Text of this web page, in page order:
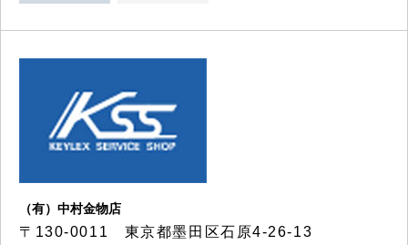
（有）中村金物店
〒130-0011 東京都墨田区石原4-26-13